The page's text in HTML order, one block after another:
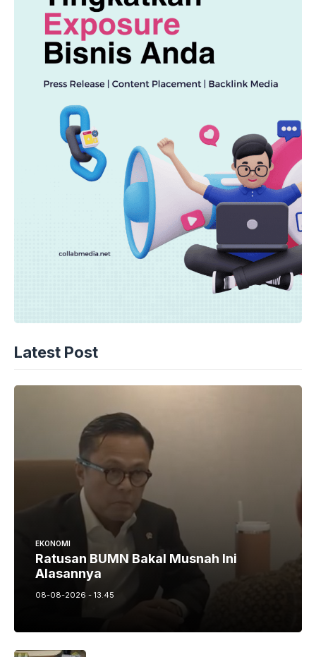
Latest Post
EKONOMI
Ratusan BUMN Bakal Musnah Ini
Alasannya
08-08-2026 - 13.45